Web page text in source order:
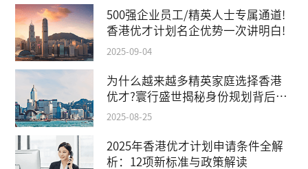
500强企业员工/精英人士专属通道!
香港优才计划名企优势一次讲明白!
2025-09-04
为什么越来越多精英家庭选择香港
优才?寰行盛世揭秘身份规划背后的
教育红利
2025-08-25
2025年香港优才计划申请条件全解
析：12项新标准与政策解读